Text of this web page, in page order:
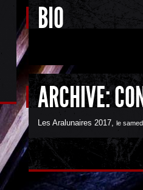
BIO
ARCHIVE:
Les Aralunaires 2017, le